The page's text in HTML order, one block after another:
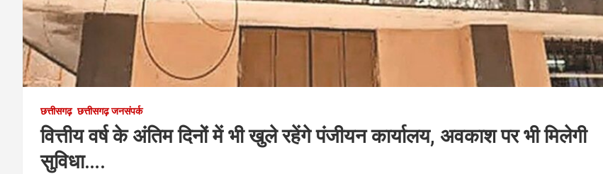
छत्तीसगढ़ छत्तीसगढ़ जनसंपर्क
वित्तीय वर्ष के अंतिम दिनों में भी खुले रहेंगे पंजीयन कार्यालय, अवकाश पर भी मिलेगी
सुविधा….